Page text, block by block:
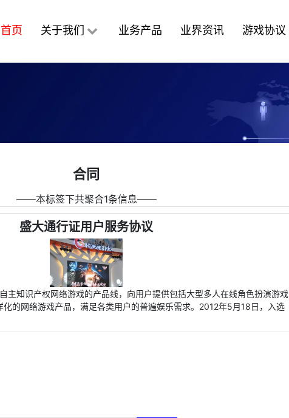
首页 关于我们 业务产品 业界资讯 游戏协议
合同
――本标签下共聚合1条信息――
盛大通行证用户服务协议
主知识产权网络游戏的产品线，向用户提供包括大型多人在线角色扮演游戏
化的网络游戏产品，满足各类用户的普遍娱乐需求。2012年5月18日，入选